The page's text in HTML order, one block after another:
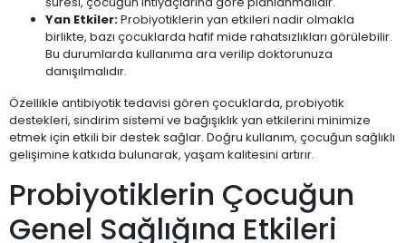
Yan Etkiler:Probiyotiklerin yan etkileri nadir olmakla
birlikte, bazı çocuklarda hafif mide rahatsızlıkları görülebilir.
Bu durumlarda kullanıma ara verilip doktorunuza
danışılmalıdır.
Özellikle antibiyotik tedavisi gören çocuklarda, probiyotik
destekleri, sindirim sistemi ve bağışıklık yan etkilerini minimize
etmek için etkili bir destek sağlar. Doğru kullanım, çocuğun sağlıklı
gelişimine katkıda bulunarak, yaşam kalitesini artırır.
Probiyotiklerin Çocuğun
Genel Sağlığına Etkileri